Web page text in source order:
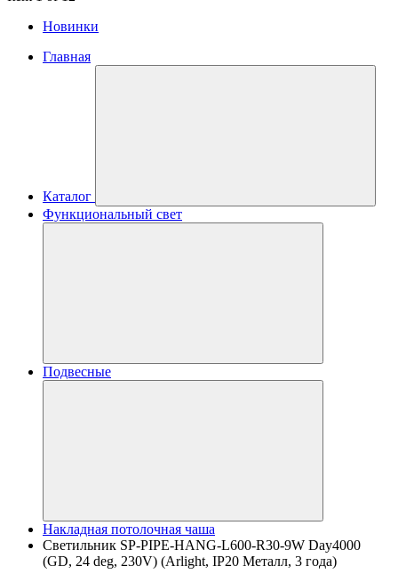
Новинки
Главная
Каталог
Функциональный свет
Подвесные
Накладная потолочная чаша
Светильник SP-PIPE-HANG-L600-R30-9W Day4000
(GD, 24 deg, 230V) (Arlight, IP20 Металл, 3 года)